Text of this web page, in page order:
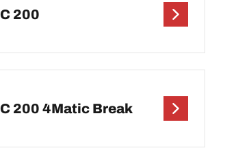
C 200
C 200 4Matic Break